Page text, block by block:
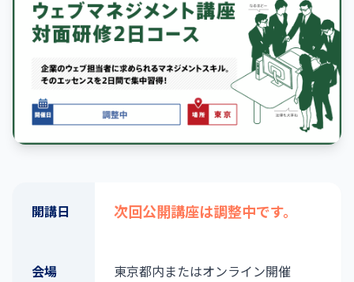
開講日 次回公開講座は調整中です。
会場 東京都内またはオンライン開催